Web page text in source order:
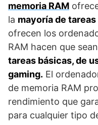
memoria RAM
la mayoría de
ofrecen los
RAM hacen que
tareas básicas, de
gaming. El
de memoria RAM
rendimiento que
para cualquier tipo